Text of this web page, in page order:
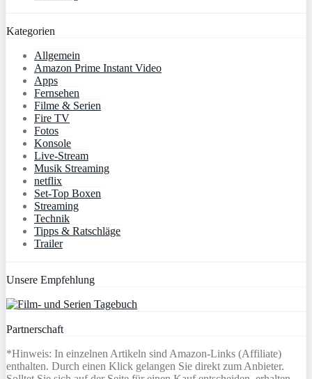
Kategorien
Allgemein
Amazon Prime Instant Video
Apps
Fernsehen
Filme & Serien
Fire TV
Fotos
Konsole
Live-Stream
Musik Streaming
netflix
Set-Top Boxen
Streaming
Technik
Tipps & Ratschläge
Trailer
Unsere Empfehlung
Partnerschaft
*Hinweis: In einzelnen Artikeln sind Amazon-Links (Affiliate)
enthalten. Durch einen Klick gelangen Sie direkt zum Anbieter.